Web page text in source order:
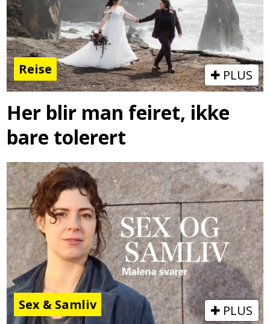
Reise PLUS
Her blir man feiret, ikke
bare tolerert
Sex & Samliv PLUS